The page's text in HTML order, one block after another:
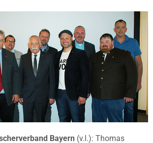
Bayern (v.l.): Thomas